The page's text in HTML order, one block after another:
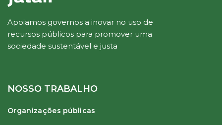
Apoiamos governos a inovar no uso de
recursos públicos para promover uma
sociedade sustentável e justa
NOSSO TRABALHO
Organizações públicas